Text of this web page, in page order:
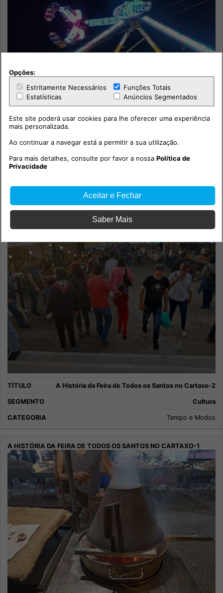
Tempo e Modos
A História da Feira de Todos os Santos no Cartaxo-2
Cultura
Tempo e Modos
Opções:
Estritamente Necessários
Funções Totais
Estatísticas
Anúncios Segmentados
Este site poderá usar cookies para lhe oferecer uma experiência
mais personalizada.
Ao continuar a navegar está a permitir a sua utilização.
Para mais detalhes, consulte por favor a nossaPolítica de
Privacidade
Aceitar e Fechar
Saber Mais